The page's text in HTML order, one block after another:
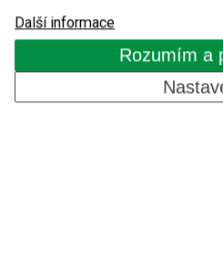
Kontakty
Další informace
Rozumím a